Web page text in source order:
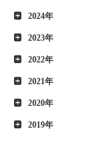
2024年
2023年
2022年
2021年
2020年
2019年